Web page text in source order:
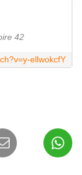
42
ellwokcfY